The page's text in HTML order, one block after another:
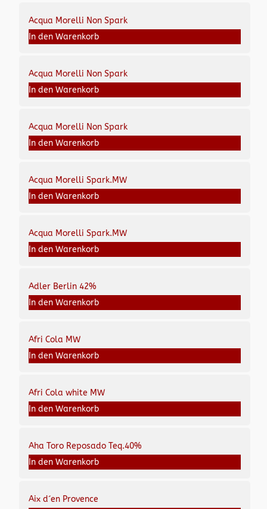
Acqua Morelli Non Spark
In den Warenkorb
Acqua Morelli Non Spark
In den Warenkorb
Acqua Morelli Non Spark
In den Warenkorb
Acqua Morelli Spark.MW
In den Warenkorb
Acqua Morelli Spark.MW
In den Warenkorb
Adler Berlin 42%
In den Warenkorb
Afri Cola MW
In den Warenkorb
Afri Cola white MW
In den Warenkorb
Aha Toro Reposado Teq.40%
In den Warenkorb
Aix d´en Provence